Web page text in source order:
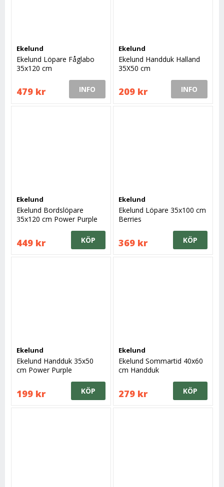
Ekelund
Ekelund Löpare Fåglabo
35x120 cm
479 kr INFO
Ekelund
Ekelund Handduk Halland
35X50 cm
209 kr INFO
Ekelund
Ekelund Bordslöpare
35x120 cm Power Purple
449 kr KÖP
Ekelund
Ekelund Löpare 35x100 cm
Berries
369 kr KÖP
Ekelund
Ekelund Handduk 35x50
cm Power Purple
199 kr KÖP
Ekelund
Ekelund Sommartid 40x60
cm Handduk
279 kr KÖP